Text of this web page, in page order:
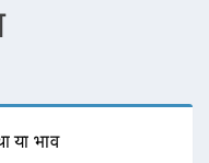
या भाव